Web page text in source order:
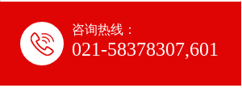
咨询热线：
021-58378307,601